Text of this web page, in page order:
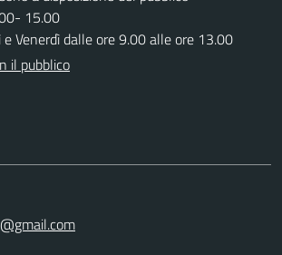
15.00
Venerdì dalle ore 9.00 alle ore 13.00
il pubblico